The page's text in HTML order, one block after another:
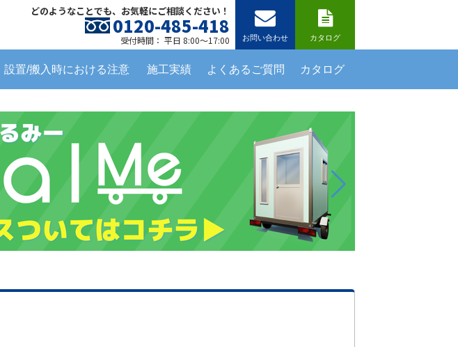
どのようなことでも、お気軽にご相談ください！
0120-485-418
受付時間： 平日 8:00～17:00 お問い合わせ カタログ
設置/搬入時における注意 施工実績 よくあるご質問 カタログ